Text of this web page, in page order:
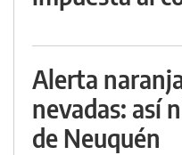
Alerta
nevadas: así
de Neuquén